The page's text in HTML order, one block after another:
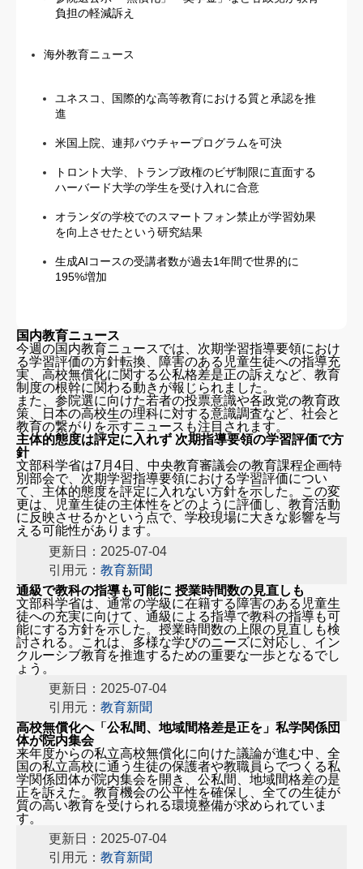
負担の軽減訴え
海外教育ニュース
ユネスコ、国際的な高等教育における質と承認を推
進
米国上院、連邦バウチャープログラムを可決
トロント大学、トランプ政権のビザ制限に直面する
ハーバード大学の学生を受け入れに合意
オランダの学校でのスマートフォン禁止が学習効果
を向上させたという研究結果
生成AIコースの受講者数が過去1年間で世界的に
195%増加
国内教育ニュース
今週の国内教育ニュースでは、次期学習指導要領におけ
る学習評価の方針転換、障害のある児童生徒への指導充
実、高校無償化に関する公私格差是正の訴えなど、教育
制度の根幹に関わる動きが報じられました。
また、参院選に向けた若者の投票意識や各政党の教育政
策、日本の高校生の理科に対する意識調査など、社会と
教育の繋がりを示すニュースも注目されます。
主体的態度は評定に入れず 次期指導要領の学習評価で方
針
文部科学省は7月4日、中央教育審議会の教育課程企画特
別部会で、次期学習指導要領における学習評価につい
て、主体的態度を評定に入れない方針を示した。この変
更は、児童生徒の主体性をどのように評価し、教育活動
に反映させるかという点で、学校現場に大きな影響を与
える可能性があります。
更新日：2025-07-04
引用元： 教育新聞
通級で教科の指導も可能に 授業時間数の見直しも
文部科学省は、通常の学級に在籍する障害のある児童生
徒への充実に向けて、通級による指導で教科の指導も可
能にする方針を示した。授業時間数の上限の見直しも検
討される。これは、多様な学びのニーズに対応し、イン
クルーシブ教育を推進するための重要な一歩となるでし
ょう。
更新日：2025-07-04
引用元： 教育新聞
高校無償化へ「公私間、地域間格差是正を」私学関係団
体が院内集会
来年度からの私立高校無償化に向けた議論が進む中、全
国の私立高校に通う生徒の保護者や教職員らでつくる私
学関係団体が院内集会を開き、公私間、地域間格差の是
正を訴えた。教育機会の公平性を確保し、全ての生徒が
質の高い教育を受けられる環境整備が求められていま
す。
更新日：2025-07-04
引用元： 教育新聞